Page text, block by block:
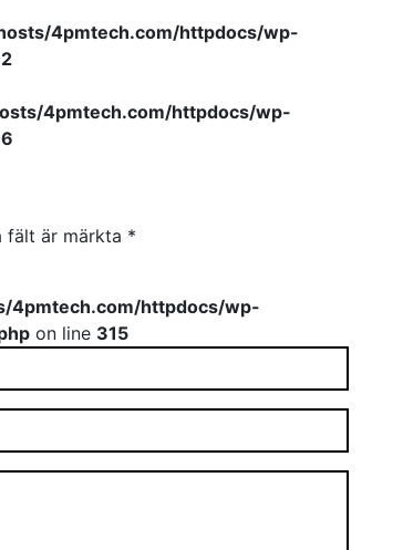
4pmtech.com/httpdocs/wp-
4pmtech.com/httpdocs/wp-
fält är märkta *
4pmtech.com/httpdocs/wp-
on line 315